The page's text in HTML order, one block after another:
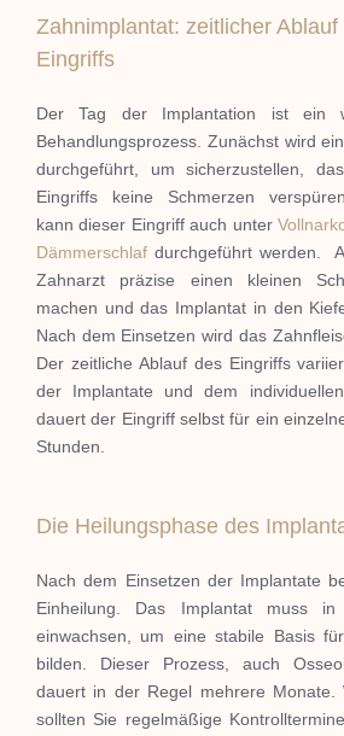
Zahnimplantat: zeitlicher Ablauf
Eingriffs
Der Tag der Implantation ist ein
Behandlungsprozess. Zunächst wird
durchgeführt, um sicherzustellen,
Eingriffs keine Schmerzen
kann dieser Eingriff auch unter
Dämmerschlaf durchgeführt werden.
Zahnarzt präzise einen kleinen
machen und das Implantat in den
Nach dem Einsetzen wird das
Der zeitliche Ablauf des Eingriffs
der Implantate und dem
dauert der Eingriff selbst für ein
Stunden.
Die Heilungsphase des
Nach dem Einsetzen der Implantate
Einheilung. Das Implantat muss in
einwachsen, um eine stabile Basis
bilden. Dieser Prozess, auch
dauert in der Regel mehrere Monate.
sollten Sie regelmäßige